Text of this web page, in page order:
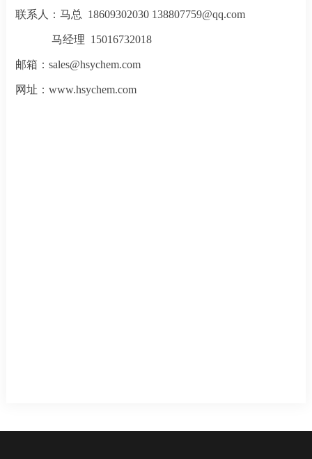
联系人：马总 18609302030 138807759@qq.com
马经理 15016732018
邮箱： sales@hsychem.com
网址： www.hsychem.com